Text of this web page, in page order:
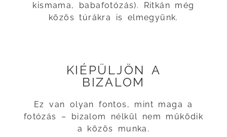
kismama, babafotózás). Ritkán még
közös túrákra is elmegyünk.
KIÉPÜLJÖN A
BIZALOM
Ez van olyan fontos, mint maga a
fotózás – bizalom nélkül nem működik
a közös munka.